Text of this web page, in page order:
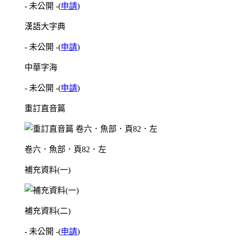
- 未公開 -(申請)
漢語大字典
- 未公開 -(申請)
中華字海
- 未公開 -(申請)
重訂直音篇
卷六．魚部．頁82．左
補充資料(一)
補充資料(二)
- 未公開 -(申請)